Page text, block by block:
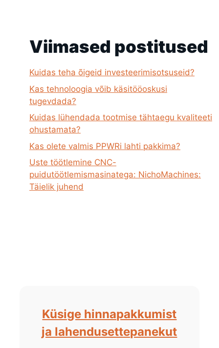
Viimased postitused
Kuidas teha õigeid investeerimisotsuseid?
Kas tehnoloogia võib käsitööoskusi
tugevdada?
Kuidas lühendada tootmise tähtaegu kvaliteeti
ohustamata?
Kas olete valmis PPWRi lahti pakkima?
Uste töötlemine CNC-
puidutöötlemismasinatega: NichoMachines:
Täielik juhend
Küsige hinnapakkumist
ja lahendusettepanekut